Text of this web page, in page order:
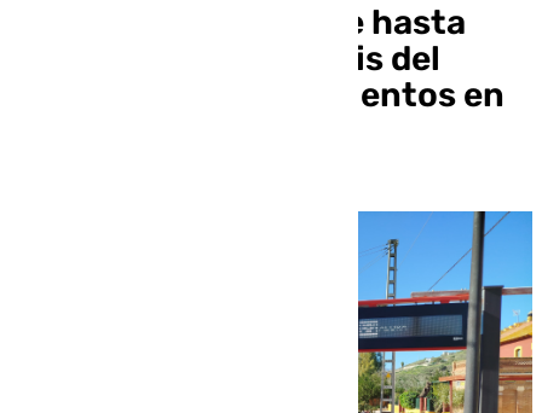
El Gobierno mantiene hasta
junio los abonos gratis del
Cercanías y los descuentos en